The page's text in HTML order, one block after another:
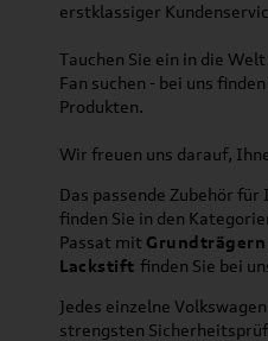
erstklassiger
Tauchen Sie ein in die
Fan suchen - bei uns
Produkten.
Wir freuen uns darauf,
Das passende Zubehör
finden Sie in den
Passat mit Grundträgern
Lackstift finden Sie bei
Jedes einzelne
strengsten